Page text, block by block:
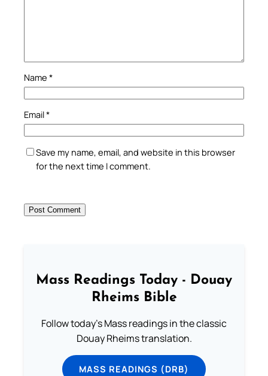
Name *
Email*
Save my name, email, and website in this browser
for the next time I comment.
Mass Readings Today - Douay
Rheims Bible
Follow today's Mass readings in the classic
Douay Rheims translation.
MASS READINGS (DRB)